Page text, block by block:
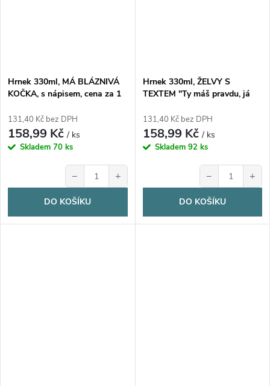
Hrnek 330ml, MÁ BLÁZNIVÁ
KOČKA, s nápisem, cena za 1
131,40 Kč bez DPH
158,99 Kč/ ks
Skladem 70 ks
− +
DO KOŠÍKU
Hrnek 330ml, ŽELVY S
TEXTEM "Ty máš pravdu, já
131,40 Kč bez DPH
158,99 Kč/ ks
Skladem 92 ks
− +
DO KOŠÍKU